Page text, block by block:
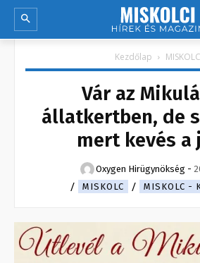
Kezdőlap MISKOLC
Vár az
állatkertben, de
mert kevés a
Oxygen Hirügynökség -
MISKOLC
MISKOLC -